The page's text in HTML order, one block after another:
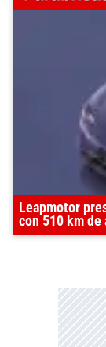
Leapmotor
con 510 km de